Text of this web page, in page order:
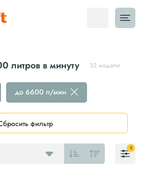
литров в минуту 32 модели
до 6600 л/мин
фильтр
2